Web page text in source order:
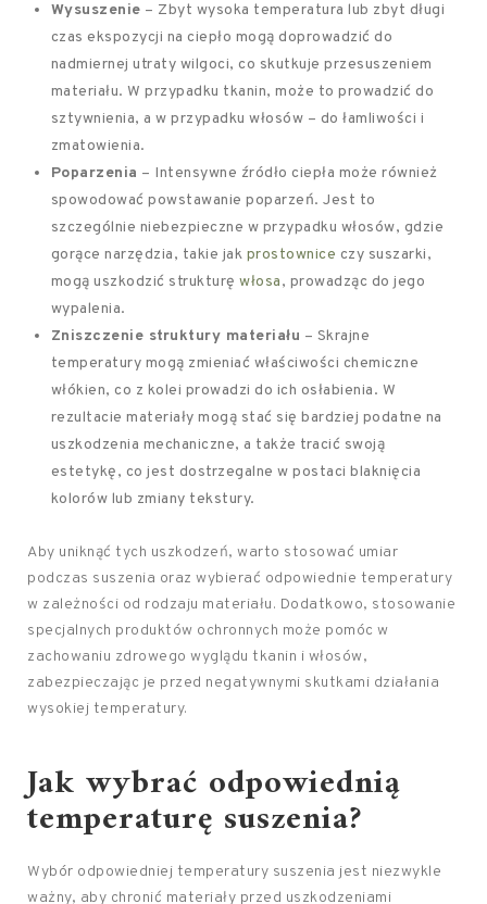
Wysuszenie – Zbyt wysoka temperatura lub zbyt długi
czas ekspozycji na ciepło mogą doprowadzić do
nadmiernej utraty wilgoci, co skutkuje przesuszeniem
materiału. W przypadku tkanin, może to prowadzić do
sztywnienia, a w przypadku włosów – do łamliwości i
zmatowienia.
Poparzenia – Intensywne źródło ciepła może również
spowodować powstawanie poparzeń. Jest to
szczególnie niebezpieczne w przypadku włosów, gdzie
gorące narzędzia, takie jak prostownice czy suszarki,
mogą uszkodzić strukturęwłosa, prowadząc do jego
wypalenia.
Zniszczenie struktury materiału – Skrajne
temperatury mogą zmieniać właściwości chemiczne
włókien, co z kolei prowadzi do ich osłabienia. W
rezultacie materiały mogą stać się bardziej podatne na
uszkodzenia mechaniczne, a także tracić swoją
estetykę, co jest dostrzegalne w postaci blaknięcia
kolorów lub zmiany tekstury.
Aby uniknąć tych uszkodzeń, warto stosować umiar
podczas suszenia oraz wybierać odpowiednie temperatury
w zależności od rodzaju materiału. Dodatkowo, stosowanie
specjalnych produktów ochronnych może pomóc w
zachowaniu zdrowego wyglądu tkanin i włosów,
zabezpieczając je przed negatywnymi skutkami działania
wysokiej temperatury.
Jak wybrać odpowiednią
temperaturę suszenia?
Wybór odpowiedniej temperatury suszenia jest niezwykle
ważny, aby chronić materiały przed uszkodzeniami